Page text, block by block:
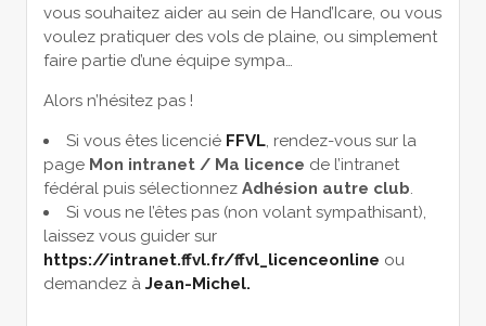
vous souhaitez aider au sein de Hand’Icare, ou vous
voulez pratiquer des vols de plaine, ou simplement
faire partie d’une équipe sympa…
Alors n’hésitez pas !
Si vous êtes licencié FFVL, rendez-vous sur la
page Mon intranet / Ma licence de l’intranet
fédéral puis sélectionnez Adhésion autre club.
Si vous ne l’êtes pas (non volant sympathisant),
laissez vous guider sur
https://intranet.ffvl.fr/ffvl_licenceonline ou
demandez à Jean-Michel.